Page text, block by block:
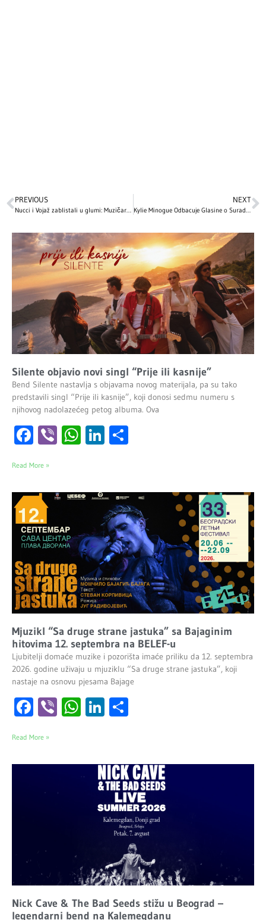
PREVIOUS
Nucci i Vojaž zablistali u glumi: Muzičari koji su osvojili srca publike
NEXT
Kylie Minogue Odbacuje Glasine o Suradnji s Madonnom na Novom Albumu ‘Confessions II’
Silente objavio novi singl “Prije ili kasnije”
Bend Silente nastavlja s objavama novog materijala, pa su tako
predstavili singl “Prije ili kasnije”, koji donosi sedmu numeru s
njihovog nadolazećeg petog albuma. Ova
Facebook
ViberWhatsApp
LinkedIn
Read More »
Mjuzikl “Sa druge strane jastuka” sa Bajaginim
hitovima 12. septembra na BELEF-u
Ljubitelji domaće muzike i pozorišta imaće priliku da 12. septembra
2026. godine uživaju u mjuziklu “Sa druge strane jastuka”, koji
nastaje na osnovu pjesama Bajage
Facebook
ViberWhatsApp
LinkedIn
Read More »
Nick Cave & The Bad Seeds stižu u Beograd –
legendarni bend na Kalemegdanu